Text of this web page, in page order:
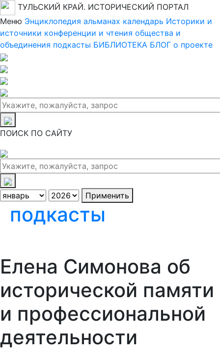
ТУЛЬСКИЙ КРАЙ. ИСТОРИЧЕСКИЙ ПОРТАЛ
Меню Энциклопедия альманах календарь Историки и
источники конференции и чтения общества и
объединения подкасты БИБЛИОТЕКА БЛОГ о проекте
ПОИСК ПО САЙТУ
Применить
подкасты
Елена Симонова об
исторической памяти
и профессиональной
деятельности